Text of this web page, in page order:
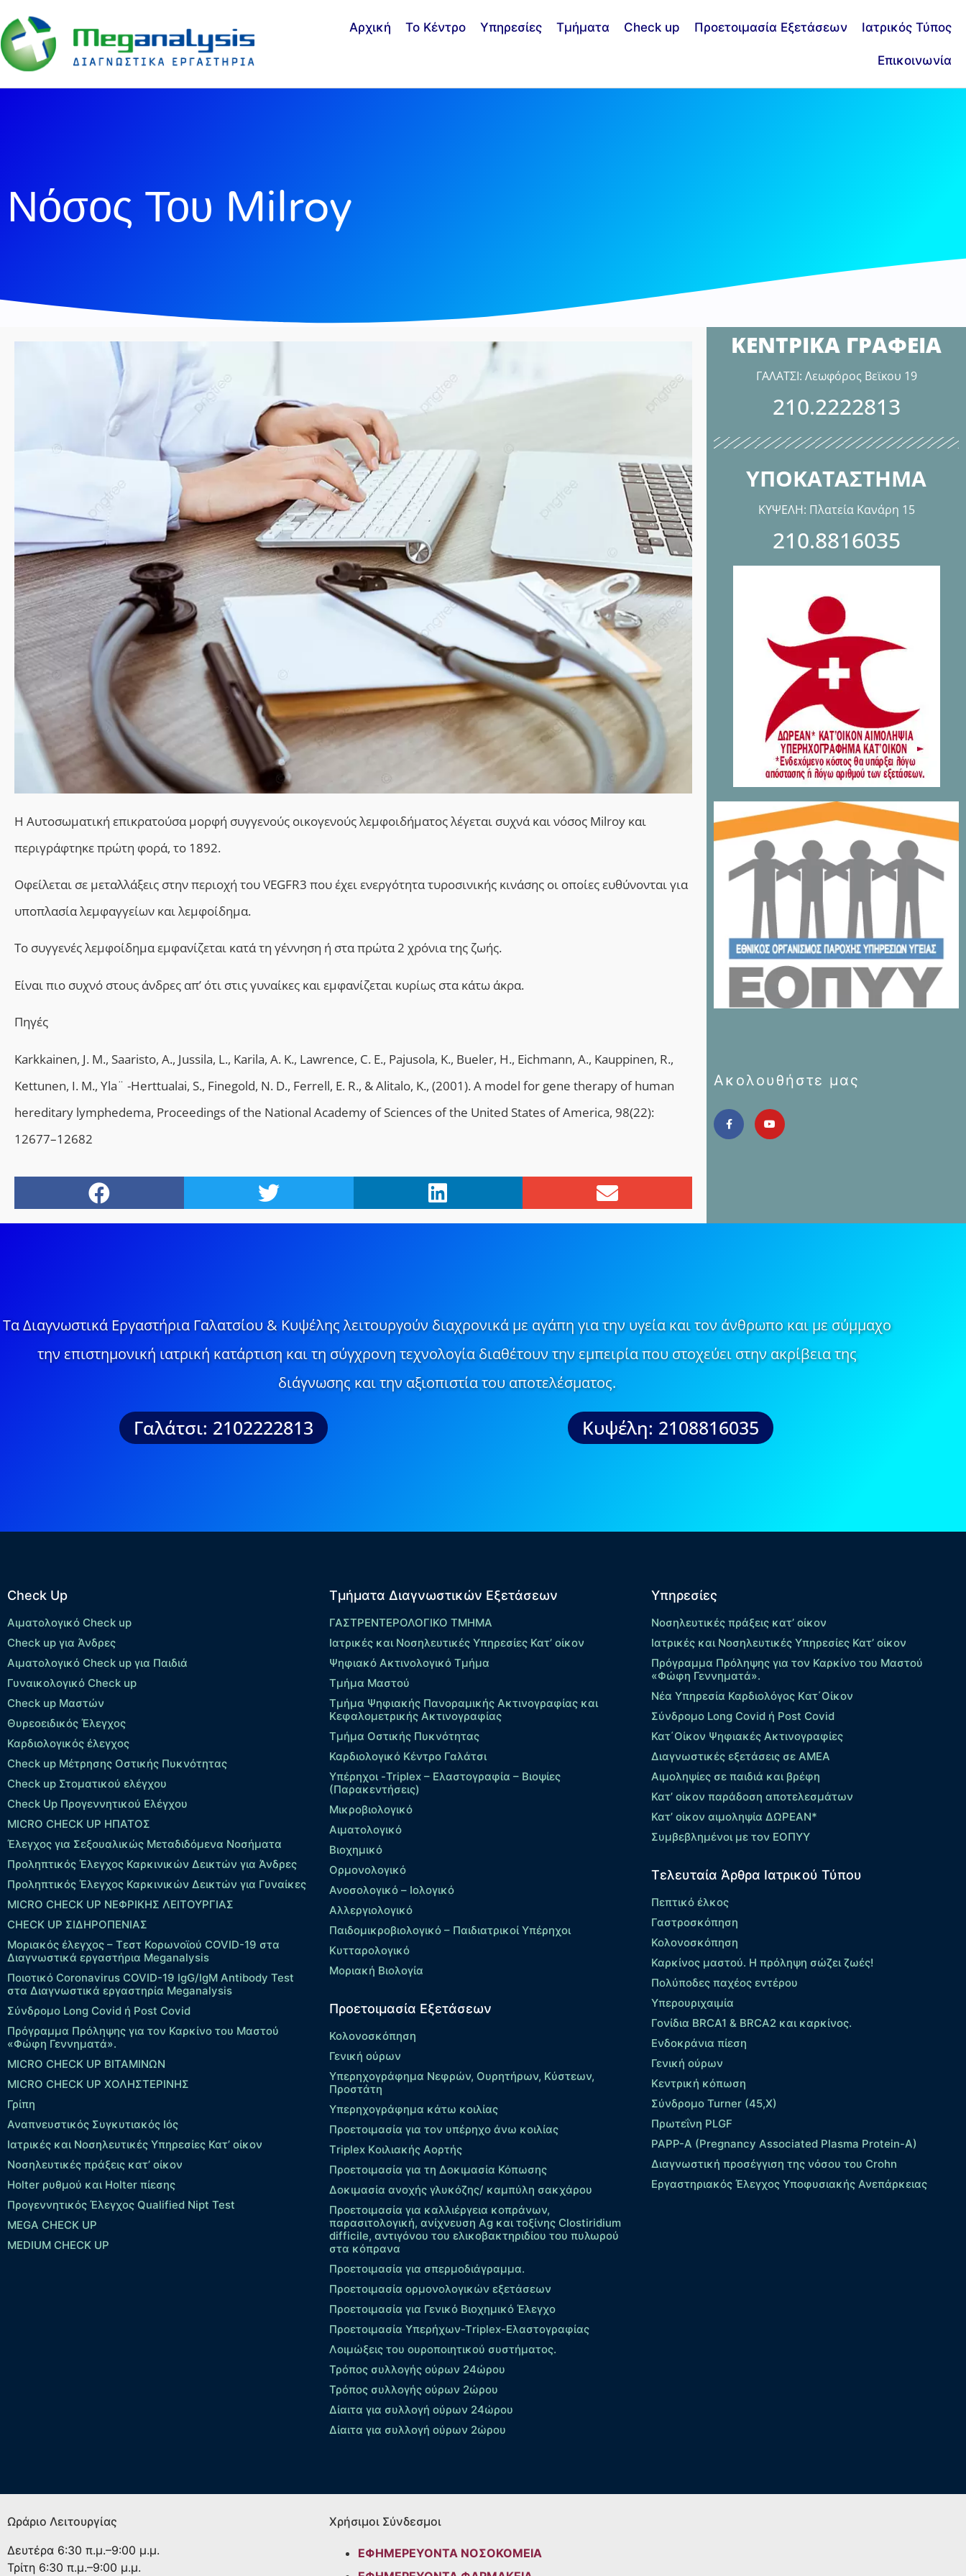
Αρχική Το Κέντρο Υπηρεσίες Τμήματα Check up Προετοιμασία Εξετάσεων Ιατρικός Τύπος
Επικοινωνία
Νόσος Του Milroy
Η Αυτοσωματική επικρατούσα μορφή συγγενούς οικογενούς λεμφοιδήματος λέγεται συχνά και νόσος Milroy και
περιγράφτηκε πρώτη φορά, το 1892.
Oφείλεται σε μεταλλάξεις στην περιοχή του VEGFR3 που έχει ενεργότητα τυροσινικής κινάσης οι οποίες ευθύνονται για
υποπλασία λεμφαγγείων και λεμφοίδημα.
Το συγγενές λεμφοίδημα εμφανίζεται κατά τη γέννηση ή στα πρώτα 2 χρόνια της ζωής.
Eίναι πιο συχνό στους άνδρες απ’ ότι στις γυναίκες και εμφανίζεται κυρίως στα κάτω άκρα.
Πηγές
Karkkainen, J. M., Saaristo, A., Jussila, L., Karila, A. K., Lawrence, C. E., Pajusola, K., Bueler, H., Eichmann, A., Kauppinen, R.,
Kettunen, I. M., Yla¨ -Herttualai, S., Finegold, N. D., Ferrell, E. R., & Alitalo, K., (2001). A model for gene therapy of human
hereditary lymphedema, Proceedings of the National Academy of Sciences of the United States of America, 98(22):
12677–12682
ΚΕΝΤΡΙΚΑ ΓΡΑΦΕΙΑ
ΓΑΛΑΤΣΙ: Λεωφόρος Βεϊκου 19
210.2222813
ΥΠΟΚΑΤΑΣΤΗΜΑ
ΚΥΨΕΛΗ: Πλατεία Κανάρη 15
210.8816035
Ακολουθήστε μας
Τα Διαγνωστικά Εργαστήρια Γαλατσίου & Κυψέλης λειτουργούν διαχρονικά με αγάπη για την υγεία και τον άνθρωπο και με σύμμαχο
την επιστημονική ιατρική κατάρτιση και τη σύγχρονη τεχνολογία διαθέτουν την εμπειρία που στοχεύει στην ακρίβεια της
διάγνωσης και την αξιοπιστία του αποτελέσματος.
Γαλάτσι: 2102222813 Κυψέλη: 2108816035
Check Up
Αιματολογικό Check up
Check up για Άνδρες
Αιματολογικό Check up για Παιδιά
Γυναικολογικό Check up
Check up Μαστών
Θυρεοειδικός Έλεγχος
Καρδιολογικός έλεγχος
Check up Mέτρησης Οστικής Πυκνότητας
Check up Στοματικού ελέγχου
Check Up Προγεννητικού Ελέγχου
MICRO CHECK UP HΠΑΤΟΣ
Έλεγχος για Σεξουαλικώς Μεταδιδόμενα Νοσήματα
Προληπτικός Έλεγχος Καρκινικών Δεικτών για Άνδρες
Προληπτικός Έλεγχος Καρκινικών Δεικτών για Γυναίκες
MICRO CHECK UP ΝΕΦΡΙΚΗΣ ΛΕΙΤΟΥΡΓΙΑΣ
CHECK UP ΣΙΔΗΡΟΠΕΝΙΑΣ
Μοριακός έλεγχος – Τεστ Κορωνοϊού COVID-19 στα
Διαγνωστικά εργαστήρια Meganalysis
Ποιοτικό Coronavirus COVID-19 IgG/IgM Antibody Test
στα Διαγνωστικά εργαστηρία Meganalysis
Σύνδρομο Long Covid ή Post Covid
Πρόγραμμα Πρόληψης για τον Καρκίνο του Μαστού
«Φώφη Γεννηματά».
MICRO CHECK UP ΒΙΤΑΜΙΝΩΝ
MICRO CHECK UP ΧΟΛΗΣΤΕΡΙΝΗΣ
Γρίπη
Αναπνευστικός Συγκυτιακός Ιός
Ιατρικές και Νοσηλευτικές Υπηρεσίες Κατ’ οίκον
Νοσηλευτικές πράξεις κατ’ οίκον
Holter ρυθμού και Holter πίεσης
Προγεννητικός Έλεγχος Qualified Nipt Test
MEGA CHECK UP
MEDIUM CHECK UP
Τμήματα Διαγνωστικών Εξετάσεων
ΓΑΣΤΡΕΝΤΕΡΟΛΟΓΙΚΟ ΤΜΗΜΑ
Ιατρικές και Νοσηλευτικές Υπηρεσίες Κατ’ οίκον
Ψηφιακό Ακτινολογικό Τμήμα
Τμήμα Μαστού
Τμήμα Ψηφιακής Πανοραμικής Ακτινογραφίας και
Κεφαλομετρικής Ακτινογραφίας
Τμήμα Οστικής Πυκνότητας
Καρδιολογικό Κέντρο Γαλάτσι
Υπέρηχοι -Triplex – Eλαστογραφία – Βιοψίες
(Παρακεντήσεις)
Μικροβιολογικό
Αιματολογικό
Βιοχημικό
Ορμονολογικό
Ανοσολογικό – Ιολογικό
Αλλεργιολογικό
Παιδομικροβιολογικό – Παιδιατρικοί Υπέρηχοι
Κυτταρολογικό
Μοριακή Βιολογία
Προετοιμασία Εξετάσεων
Κολονοσκόπηση
Γενική ούρων
Υπερηχογράφημα Νεφρών, Ουρητήρων, Κύστεων,
Προστάτη
Υπερηχογράφημα κάτω κοιλίας
Προετοιμασία για τον υπέρηχο άνω κοιλίας
Τriplex Kοιλιακής Αορτής
Προετοιμασία για τη Δοκιμασία Κόπωσης
Δοκιμασία ανοχής γλυκόζης/ καμπύλη σακχάρου
Προετοιμασία για καλλιέργεια κοπράνων,
παρασιτολογική, ανίχνευση Ag και τοξίνης Clostiridium
difficile, αντιγόνου του ελικοβακτηριδίου του πυλωρού
στα κόπρανα
Προετοιμασία για σπερμοδιάγραμμα.
Προετοιμασία ορμονολογικών εξετάσεων
Προετοιμασία για Γενικό Βιοχημικό Έλεγχο
Προετοιμασία Υπερήχων-Τriplex-Ελαστογραφίας
Λοιμώξεις του ουροποιητικού συστήματος.
Τρόπος συλλογής ούρων 24ώρου
Τρόπος συλλογής ούρων 2ώρου
Δίαιτα για συλλογή ούρων 24ώρου
Δίαιτα για συλλογή ούρων 2ώρου
Υπηρεσίες
Νοσηλευτικές πράξεις κατ’ οίκον
Ιατρικές και Νοσηλευτικές Υπηρεσίες Κατ’ οίκον
Πρόγραμμα Πρόληψης για τον Καρκίνο του Μαστού
«Φώφη Γεννηματά».
Νέα Υπηρεσία Καρδιολόγος Kατ΄Οίκον
Σύνδρομο Long Covid ή Post Covid
Κατ΄Οίκον Ψηφιακές Ακτινογραφίες
Διαγνωστικές εξετάσεις σε ΑΜΕΑ
Αιμοληψίες σε παιδιά και βρέφη
Κατ’ οίκον παράδοση αποτελεσμάτων
Κατ’ οίκον αιμοληψία ΔΩΡΕΑΝ*
Συμβεβλημένοι με τον ΕΟΠΥΥ
Τελευταία Άρθρα Ιατρικού Τύπου
Πεπτικό έλκος
Γαστροσκόπηση
Κολονοσκόπηση
Καρκίνος μαστού. Η πρόληψη σώζει ζωές!
Πολύποδες παχέος εντέρου
Yπερουριχαιμία
Γονίδια BRCA1 & BRCA2 και καρκίνος.
Ενδοκράνια πίεση
Γενική ούρων
Κεντρική κόπωση
Σύνδρομο Turner (45,X)
Πρωτεΐνη PLGF
PAPP-A (Pregnancy Associated Plasma Protein-A)
Διαγνωστική προσέγγιση της νόσου του Crohn
Εργαστηριακός Έλεγχος Υποφυσιακής Ανεπάρκειας
Ωράριο Λειτουργίας
Δευτέρα 6:30 π.μ.–9:00 μ.μ.
Τρίτη 6:30 π.μ.–9:00 μ.μ.
Χρήσιμοι Σύνδεσμοι
ΕΦΗΜΕΡΕΥΟΝΤΑ ΝΟΣΟΚΟΜΕΙΑ